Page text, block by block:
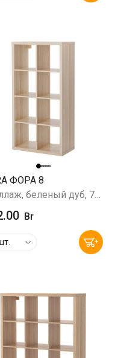
ФОРА 8
Стеллаж, беленый дуб, 77x147х38 см
Br